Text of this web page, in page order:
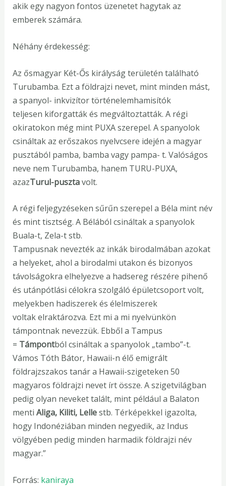
akik egy nagyon fontos üzenetet hagytak az
emberek számára.
Néhány érdekesség:
Az ősmagyar Két-Ős királyság területén található
Turubamba. Ezt a földrajzi nevet, mint minden mást,
a spanyol- inkvizítor történelemhamisítók
teljesen kiforgatták és megváltoztatták. A régi
okiratokon még mint PUXA szerepel. A spanyolok
csináltak az erőszakos nyelvcsere idején a magyar
pusztából pamba, bamba vagy pampa- t. Valóságos
neve nem Turubamba, hanem TURU-PUXA,
azazTurul-pusztavolt.
A régi feljegyzéseken sűrűn szerepel a Béla mint név
és mint tisztség. A Bélából csináltak a spanyolok
Buala-t, Zela-t stb.
Tampusnak nevezték az inkák birodalmában azokat
a helyeket, ahol a birodalmi utakon és bizonyos
távolságokra elhelyezve a hadsereg részére pihenő
és utánpótlási célokra szolgáló épületcsoport volt,
melyekben hadiszerek és élelmiszerek
voltak elraktározva. Ezt mi a mi nyelvünkön
támpontnak nevezzük. Ebből a Tampus
= Támpontból csináltak a spanyolok „tambo”-t.
Vámos Tóth Bátor, Hawaii-n élő emigrált
földrajzszakos tanár a Hawaii-szigeteken 50
magyaros földrajzi nevet írt össze. A szigetvilágban
pedig olyan neveket talált, mint például a Balaton
menti Aliga, Kiliti, Lellestb. Térképekkel igazolta,
hogy Indonéziában minden negyedik, az Indus
völgyében pedig minden harmadik földrajzi név
magyar.”
Forrás: kaniraya